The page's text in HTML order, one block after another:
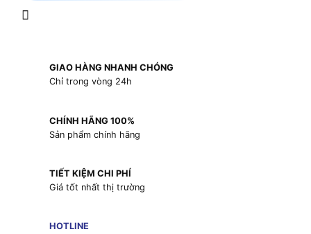
GIAO HÀNG NHANH CHÓNG
Chỉ trong vòng 24h
CHÍNH HÃNG 100%
Sản phẩm chính hãng
TIẾT KIỆM CHI PHÍ
Giá tốt nhất thị trường
HOTLINE